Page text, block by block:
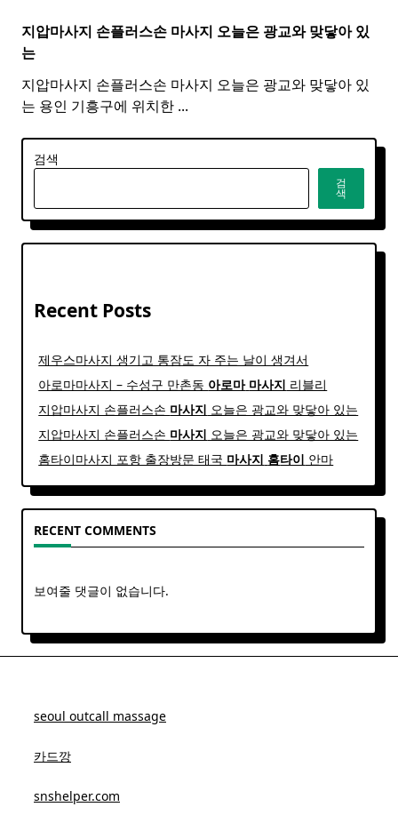
지압마사지 손플러스손 마사지 오늘은 광교와 맞닿아 있
는
지압마사지 손플러스손 마사지 오늘은 광교와 맞닿아 있
는 용인 기흥구에 위치한 ...
검색
검
색
Recent Posts
제우스마사지 생기고 통잠도 자 주는 날이 생겨서
아로마마사지 – 수성구 만촌동 아로마 마사지 리블리
지압마사지 손플러스손 마사지 오늘은 광교와 맞닿아 있는
지압마사지 손플러스손 마사지 오늘은 광교와 맞닿아 있는
홈타이마사지 포항 출장방문 태국 마사지 홈타이 안마​
RECENT COMMENTS
보여줄 댓글이 없습니다.
seoul outcall massage
카드깡
snshelper.com